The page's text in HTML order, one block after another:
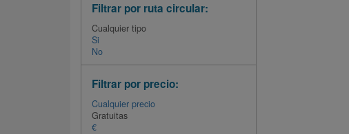
Filtrar por ruta circular:
Cualquier tipo
Si
No
Filtrar por precio:
Cualquier precio
Gratuitas
€